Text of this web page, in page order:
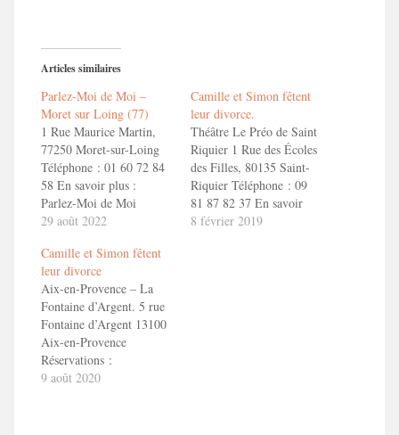
Articles similaires
Parlez-Moi de Moi –
Moret sur Loing (77)
1 Rue Maurice Martin,
77250 Moret-sur-Loing
Téléphone : 01 60 72 84
58 En savoir plus :
Parlez-Moi de Moi
29 août 2022
Camille et Simon fêtent
leur divorce.
Théâtre Le Préo de Saint
Riquier 1 Rue des Écoles
des Filles, 80135 Saint-
Riquier Téléphone : 09
81 87 82 37 En savoir
+ Camille et Simon fêtent
8 février 2019
Camille et Simon fêtent
leur divorce
Aix-en-Provence – La
Fontaine d’Argent. 5 rue
Fontaine d’Argent 13100
Aix-en-Provence
Réservations :
04.42.38.43.80
9 août 2020